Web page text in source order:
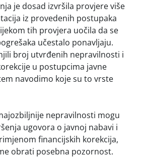
je dosad izvršila provjere više
iz provedenih postupaka
tih provjera uočila da se
učestalo ponavljaju.
broj utvrđenih nepravilnosti i
u postupcima javne
navodimo koje su to vrste
nepravilnosti mogu
ugovora o javnoj nabavi i
financijskih korekcija,
obrati posebna pozornost.